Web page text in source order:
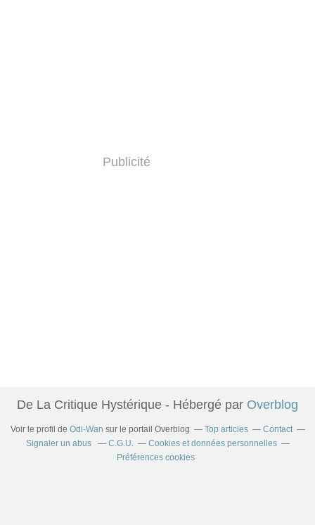
Publicité
De La Critique Hystérique - Hébergé par Overblog
Voir le profil de Odi-Wan sur le portail Overblog Top articles
Contact
Signaler un abus
C.G.U.
Cookies et données personnelles
Préférences cookies